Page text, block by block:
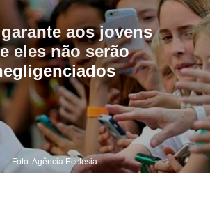
aos jovens
eles não serão
Foto: Agência Ecclesia